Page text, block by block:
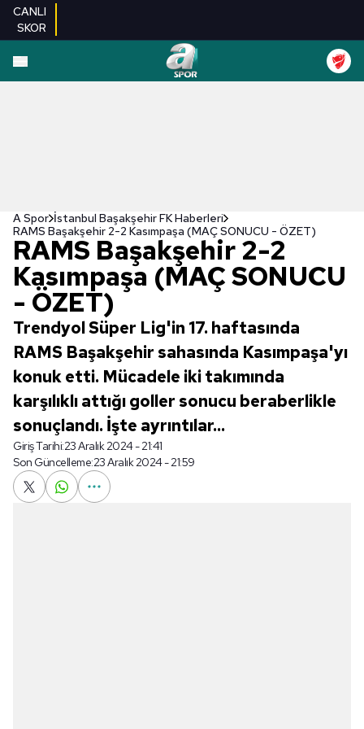
CANLI
SKOR
A Spor İstanbul Başakşehir FK Haberleri
RAMS Başakşehir 2-2 Kasımpaşa (MAÇ SONUCU - ÖZET)
RAMS Başakşehir 2-2
Kasımpaşa (MAÇ SONUCU
- ÖZET)
Trendyol Süper Lig'in 17. haftasında
RAMS Başakşehir sahasında Kasımpaşa'yı
konuk etti. Mücadele iki takımında
karşılıklı attığı goller sonucu beraberlikle
sonuçlandı. İşte ayrıntılar...
Giriş Tarihi:23 Aralık 2024 - 21:41
Son Güncelleme:23 Aralık 2024 - 21:59